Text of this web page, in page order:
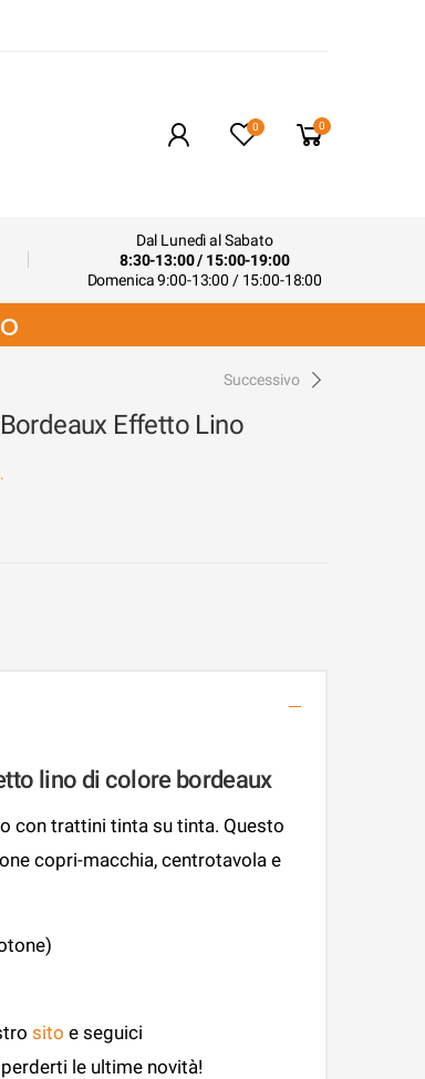
0 0
Dal Lunedì al Sabato
8:30-13:00 / 15:00-19:00
Domenica 9:00-13:00 / 15:00-18:00
Successivo
Effetto Lino
lino di colore bordeaux
con trattini tinta su tinta. Questo
copri-macchia, centrotavola e
sito e seguici
le ultime novità!